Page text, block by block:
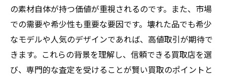
の素材自体が持つ価値が重視されるのです。また、市場
での需要や希少性も重要な要因です。壊れた品でも希少
なモデルや人気のデザインであれば、高値取引が期待で
きます。これらの背景を理解し、信頼できる買取店を選
び、専門的な査定を受けることが賢い買取のポイントと